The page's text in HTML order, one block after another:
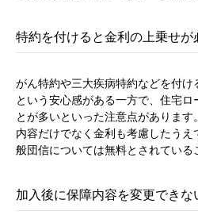
特約を付けると金利の上乗せが
がん特約や三大疾病特約などを付
という安心感がある一方で、住宅ロ
とが多いといった注意点がありま
内容だけでなく金利も考慮したう
般団信については無料とされている
加入後に保障内容を変更できな